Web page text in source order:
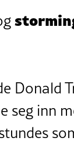
Donald
seg inn